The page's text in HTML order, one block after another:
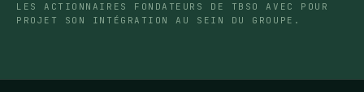
LES ACTIONNAIRES FONDATEURS DE TBSO AVEC POUR
PROJET SON INTÉGRATION AU SEIN DU GROUPE.